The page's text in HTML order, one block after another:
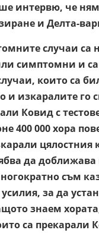
интервю, че
и Делта-
случаи са
симптомни и
които са
и изкаралите
Ковид с
400 000 хора
да
съм
за да
знаем
са